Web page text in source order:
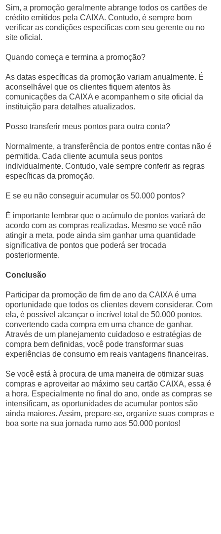
Sim, a promoção geralmente abrange todos os cartões de
crédito emitidos pela CAIXA. Contudo, é sempre bom
verificar as condições específicas com seu gerente ou no
site oficial.
Quando começa e termina a promoção?
As datas específicas da promoção variam anualmente. É
aconselhável que os clientes fiquem atentos às
comunicações da CAIXA e acompanhem o site oficial da
instituição para detalhes atualizados.
Posso transferir meus pontos para outra conta?
Normalmente, a transferência de pontos entre contas não é
permitida. Cada cliente acumula seus pontos
individualmente. Contudo, vale sempre conferir as regras
específicas da promoção.
E se eu não conseguir acumular os 50.000 pontos?
É importante lembrar que o acúmulo de pontos variará de
acordo com as compras realizadas. Mesmo se você não
atingir a meta, pode ainda sim ganhar uma quantidade
significativa de pontos que poderá ser trocada
posteriormente.
Conclusão
Participar da promoção de fim de ano da CAIXA é uma
oportunidade que todos os clientes devem considerar. Com
ela, é possível alcançar o incrível total de 50.000 pontos,
convertendo cada compra em uma chance de ganhar.
Através de um planejamento cuidadoso e estratégias de
compra bem definidas, você pode transformar suas
experiências de consumo em reais vantagens financeiras.
Se você está à procura de uma maneira de otimizar suas
compras e aproveitar ao máximo seu cartão CAIXA, essa é
a hora. Especialmente no final do ano, onde as compras se
intensificam, as oportunidades de acumular pontos são
ainda maiores. Assim, prepare-se, organize suas compras e
boa sorte na sua jornada rumo aos 50.000 pontos!